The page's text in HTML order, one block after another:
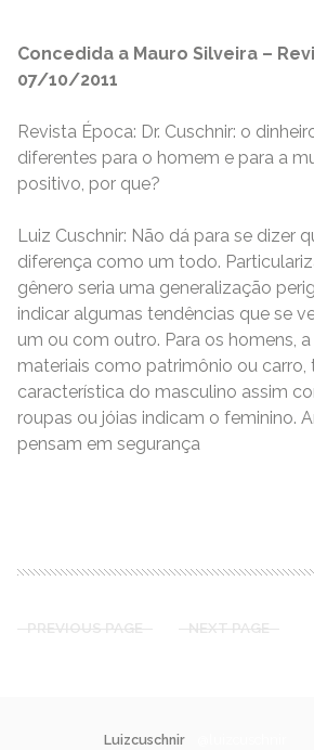
Concedida a Mauro Silveira –
07/10/2011
Revista Época: Dr. Cuschnir: o
diferentes para o homem e para a
positivo, por que?
Luiz Cuschnir: Não dá para se dizer
diferença como um todo.
gênero seria uma generalização
indicar algumas tendências que se
um ou com outro. Para os homens,
materiais como patrimônio ou carro,
característica do masculino assim
roupas ou jóias indicam o feminino.
pensam em segurança
PREVIOUS PAGE NEXT PAGE
Luizcuschnir